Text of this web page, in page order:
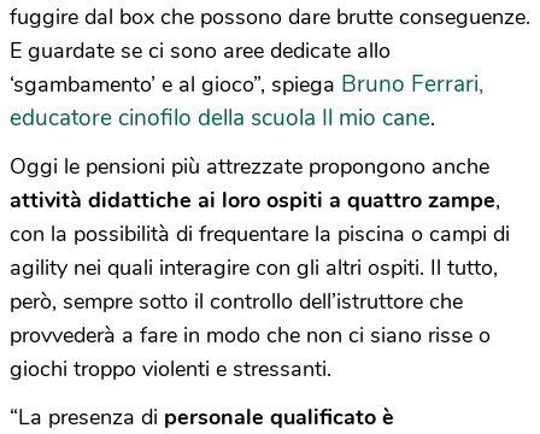
fuggire dal box che possono dare brutte conseguenze.
E guardate se ci sono aree dedicate allo
‘sgambamento’ e al gioco”, spiega Bruno Ferrari,
educatore cinofilo della scuola Il mio cane.
Oggi le pensioni più attrezzate propongono anche
attività didattiche ai loro ospiti a quattro zampe,
con la possibilità di frequentare la piscina o campi di
agility nei quali interagire con gli altri ospiti. Il tutto,
però, sempre sotto il controllo dell’istruttore che
provvederà a fare in modo che non ci siano risse o
giochi troppo violenti e stressanti.
“La presenza di personale qualificato è